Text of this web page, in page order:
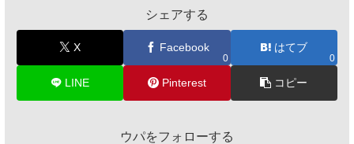
シェアする
X Facebook
0
はてブ
0
LINE Pinterest コピー
ウパをフォローする